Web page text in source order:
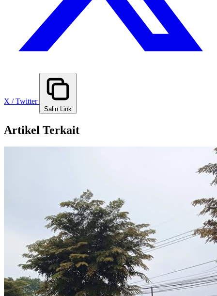
X / Twitter
Salin Link
Artikel Terkait